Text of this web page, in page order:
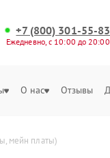
+7 (800) 301-55-83
Ежедневно, с 10:00 до 20:00
О нас Отзывы
мейн платы)